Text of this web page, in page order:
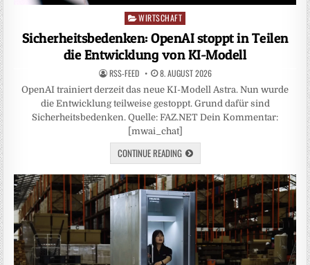
Posted
in
WIRTSCHAFT
Sicherheitsbedenken: OpenAI stoppt in Teilen
die Entwicklung von KI-Modell
RSS-FEED 8. AUGUST 2026
OpenAI trainiert derzeit das neue KI-Modell Astra. Nun wurde
die Entwicklung teilweise gestoppt. Grund dafür sind
Sicherheitsbedenken. Quelle: FAZ.NET Dein Kommentar:
[mwai_chat]
CONTINUE READING